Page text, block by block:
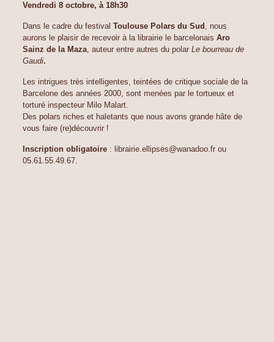
Vendredi 8 octobre, à 18h30
Dans le cadre du festival Toulouse Polars du Sud , nous
aurons le plaisir de recevoir à la librairie le barcelonais Aro
Sainz de la Maza, auteur entre autres du polar Le bourreau de
Gaudi.
Les intrigues très intelligentes, teintées de critique sociale de la
Barcelone des années 2000, sont menées par le tortueux et
torturé inspecteur Milo Malart.
Des polars riches et haletants que nous avons grande hâte de
vous faire (re)découvrir !
Inscription obligatoire: librairie.ellipses@wanadoo.fr ou
05.61.55.49.67.